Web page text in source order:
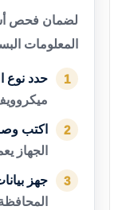
لضمان فحص
المعلومات
1 حدد نوع
2 اكتب
الجهاز
3 جهز